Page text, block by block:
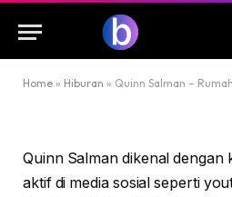
Home » Hiburan » Quinn Salman –
MIMA
Quinn Salman dikenal dengan
aktif di media sosial seperti